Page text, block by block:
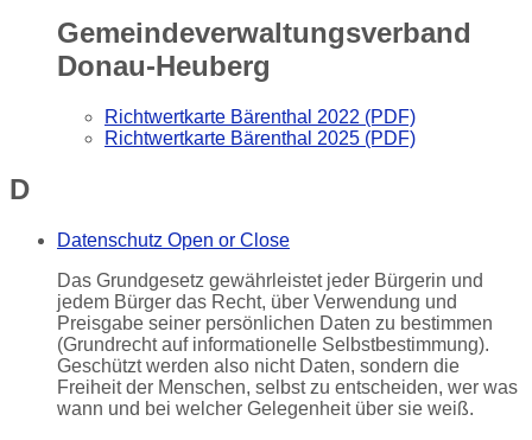
Gemeindeverwaltungsverband
Donau-Heuberg
Richtwertkarte Bärenthal 2022 (PDF)
Richtwertkarte Bärenthal 2025 (PDF)
D
Datenschutz Open or Close
Das Grundgesetz gewährleistet jeder Bürgerin und
jedem Bürger das Recht, über Verwendung und
Preisgabe seiner persönlichen Daten zu bestimmen
(Grundrecht auf informationelle Selbstbestimmung).
Geschützt werden also nicht Daten, sondern die
Freiheit der Menschen, selbst zu entscheiden, wer was
wann und bei welcher Gelegenheit über sie weiß.